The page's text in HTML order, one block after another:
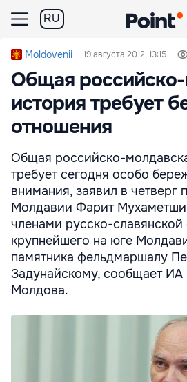
RU
Moldovenii 19 августа 2012, 13:15
Общая
история требует
отношения
Общая российско-
требует сегодня особо
внимания, заявил в четверг
Молдавии Фарит
членами русско-
крупнейшего на юге
памятника фельдмаршалу
Задунайскому, сообщает ИА
Молдова.